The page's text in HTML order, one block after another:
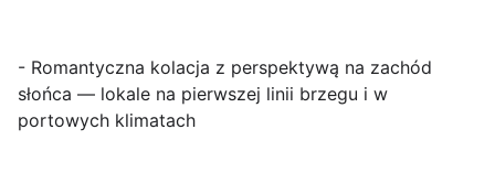
- Romantyczna kolacja z perspektywą na zachód
słońca — lokale na pierwszej linii brzegu i w
portowych klimatach